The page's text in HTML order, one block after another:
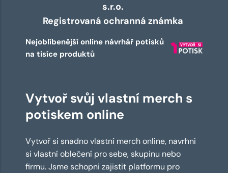
s.r.o.
Registrovaná ochranná známka
Nejoblíbenější online návrhář potisků
na tisíce produktů
Vytvoř svůj vlastní merch s
potiskem online
Vytvoř si snadno vlastní merch online, navrhni
si vlastní oblečení pro sebe, skupinu nebo
firmu. Jsme schopni zajistit platformu pro